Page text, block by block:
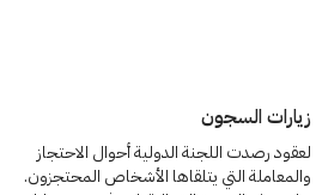
زيارات السجون
لعقود رصدت اللجنة الدولية أحوال الاحتجاز
والمعاملة التي يتلقاها الأشخاص المحتجزون.